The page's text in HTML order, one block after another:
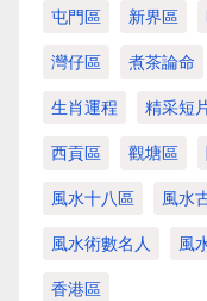
屯門區 新界區
灣仔區 煮茶論命
生肖運程 精采短
西貢區 觀塘區
風水十八區 風水
風水術數名人 風
香港區